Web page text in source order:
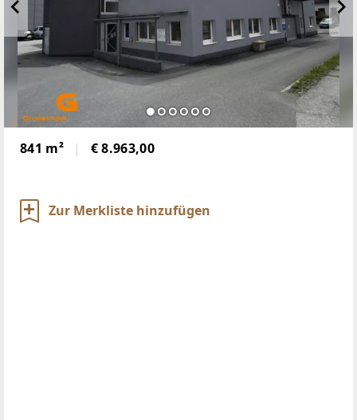
841 m² € 8.963,00
Zur Merkliste hinzufügen